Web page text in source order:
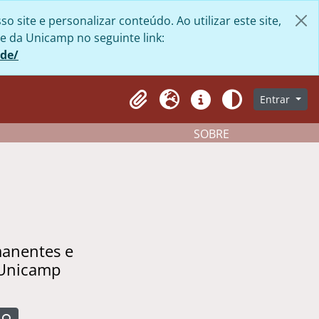
site e personalizar conteúdo. Ao utilizar este site,
da Unicamp no seguinte link:
Clipboard
Idioma AtalhosAparênciaEntrar
SOBRE
e